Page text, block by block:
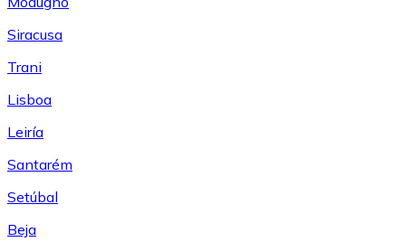
Siracusa
Trani
Lisboa
Leiría
Santarém
Setúbal
Beja